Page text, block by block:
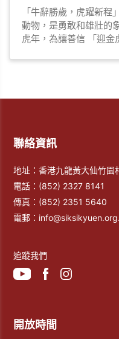
「牛辭勝歲，虎躍新
動物，是勇敢和雄壯的
虎年，為讓善信 「迎金
聯絡資訊
地址：香港九龍黃大仙竹園
電話： (852) 2327 8141
傳真： (852) 2351 5640
電郵：
追蹤我們
開放時間